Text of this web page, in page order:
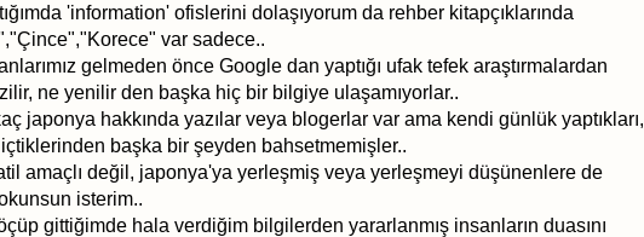
'information' ofislerini dolaşıyorum da rehber kitapçıklarında
var sadece..
gelmeden önce Google dan yaptığı ufak tefek araştırmalardan
ne yenilir den başka hiç bir bilgiye ulaşamıyorlar..
japonya hakkında yazılar veya blogerlar var ama kendi günlük yaptıkları,
başka bir şeyden bahsetmemişler..
amaçlı değil, japonya'ya yerleşmiş veya yerleşmeyi düşünenlere de
isterim..
gittiğimde hala verdiğim bilgilerden yararlanmış insanların duasını